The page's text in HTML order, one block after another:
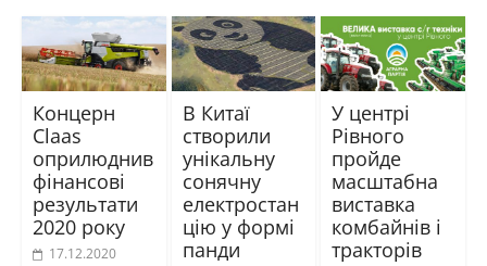
Концерн
Claas
оприлюднив
фінансові
результати
2020 року
17.12.2020
В Китаї
створили
унікальну
сонячну
електростан
цію у формі
панди
У центрі
Рівного
пройде
масштабна
виставка
комбайнів і
тракторів